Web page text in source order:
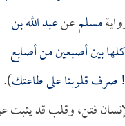
مسلمعنعبد الله بن
بين أصبعين من أصابع
قلوبنا على طاعتك).
فتن، وقلب قد يثبت